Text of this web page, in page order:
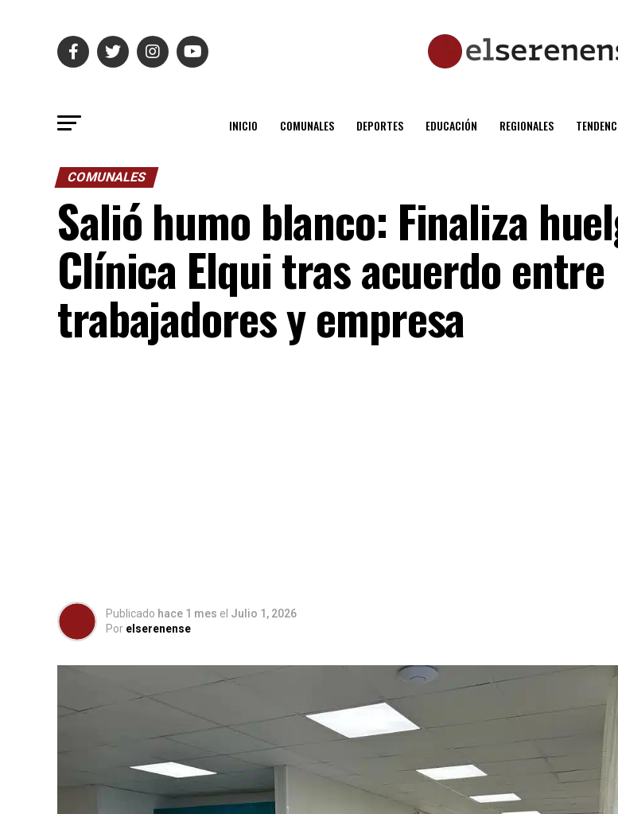
INICIO COMUNALES DEPORTES EDUCACIÓN REGIONALES
COMUNALES
Salió humo blanco: Finaliza
Clínica Elqui tras acuerdo entre
trabajadores y empresa
Publicado hace 1 mes el Julio 1, 2026
Por elserenense